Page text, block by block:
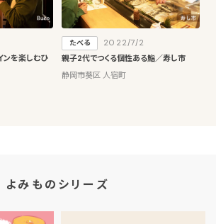
ンを楽しむひ
たべる
2022/7/2
親子2代でつくる個性ある鮨／寿し市
静岡市葵区 人宿町
よみものシリーズ